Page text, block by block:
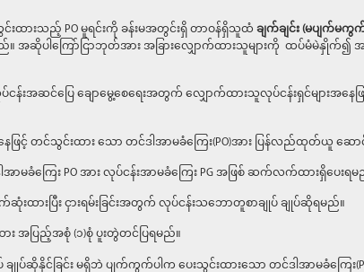
ထားသည့် PO မူရင်းကို ခန်းမအတွင်းရှိ တာဝန်ရှိသူထံချက်ချင်း (မပျက်မကွ
ဆိုပါကြော်ငြာဘုတ်အား အခြားလျှောက်ထားသူများကို ထပ်မံမဲနှိုက်၍ အငှာ
းအဆင်ပြေ ချောမွေ့စေရေးအတွက် လျှောက်ထားသူလုပ်ငန်းရှင်များအနေဖြင့်
ဖြင့် တင်သွင်းထား သော တင်ဒါအာမခံကြေး(PO)အား ပြန်လည်ထုတ်ယူ ဆော
မခံကြေး PO အား လုပ်ငန်းအာမခံကြေး PG အဖြစ် ဆက်လက်ထားရှိပေးရ
ထားပြီး ငှားရမ်းခြင်းအတွက် လုပ်ငန်းသဘောတူစာချုပ် ချုပ်ဆိုရမည်။
း အပြည့်အစုံ (၁)စုံ ပူးတွဲတင်ပြရမည်။
နိုင်ခြင်း မရှိဘဲ ပျက်ကွက်ပါက ပေးသွင်းထားသော တင်ဒါအာမခံကြေး